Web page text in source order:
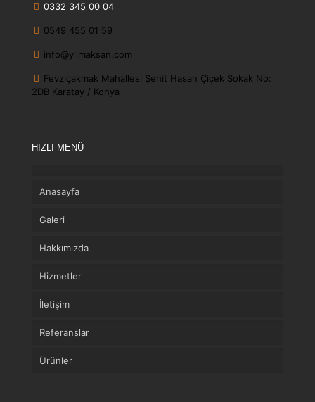
0332 345 00 04
0549 455 01 59
info@yilmaksan.com
Fevziçakmak Mahallesi Şehit Hasan Çiçek Sokak No:
2DB Karatay / Konya
HIZLI MENÜ
Anasayfa
Galeri
Hakkımızda
Hizmetler
İletişim
Referanslar
Ürünler